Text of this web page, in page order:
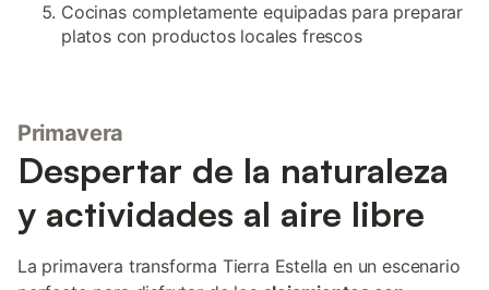
Cocinas completamente equipadas para preparar
platos con productos locales frescos
Primavera
Despertar de la naturaleza
y actividades al aire libre
La primavera transforma Tierra Estella en un escenario